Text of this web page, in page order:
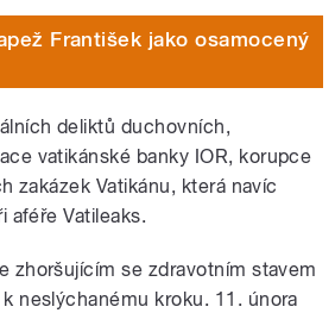
František jako osamocený
deliktů duchovních,
vatikánské banky IOR, korupce
zakázek Vatikánu, která navíc
aféře Vatileaks.
zhoršujícím se zdravotním stavem
neslýchanému kroku. 11. února